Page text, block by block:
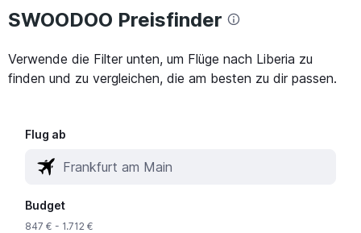
SWOODOO Preisfinder
Verwende die Filter unten, um Flüge nach Liberia zu
finden und zu vergleichen, die am besten zu dir passen.
Flug ab
Budget
847 € - 1.712 €